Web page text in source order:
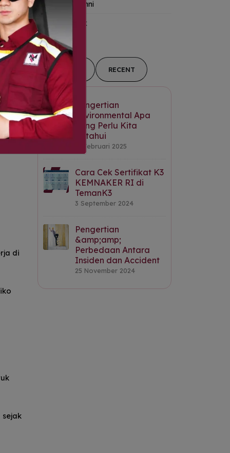
di
sejak
Kanal Alumni
Tips-&-Trik
POPULAR RECENT
Pengertian
Environmental Apa
yang Perlu Kita
Ketahui
11 Februari 2025
Cara Cek Sertifikat K3
KEMNAKER RI di
TemanK3
3 September 2024
Pengertian
&amp;amp;
Perbedaan Antara
Insiden dan Accident
25 November 2024